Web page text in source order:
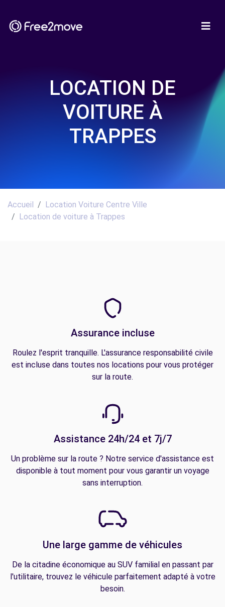
LOCATION DE
VOITURE À
TRAPPES
Accueil
Location Voiture Centre Ville
Location de voiture à Trappes
Assurance incluse
Roulez l'esprit tranquille. L'assurance responsabilité civile
est incluse dans toutes nos locations pour vous protéger
sur la route.
Assistance 24h/24 et 7j/7
Un problème sur la route ? Notre service d'assistance est
disponible à tout moment pour vous garantir un voyage
sans interruption.
Une large gamme de véhicules
De la citadine économique au SUV familial en passant par
l'utilitaire, trouvez le véhicule parfaitement adapté à votre
besoin.